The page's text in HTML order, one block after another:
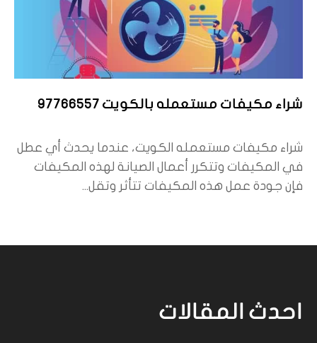
شراء مكيفات مستعمله بالكويت 97766557
شراء مكيفات مستعمله الكويت، عندما يحدث أي عطل
في المكيفات وتتكرر أعمال الصيانة لهذه المكيفات
فإن جودة عمل هذه المكيفات تتأثر وتقل...
احدث المقالات